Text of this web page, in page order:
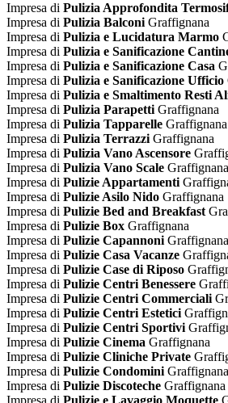
Impresa di Pulizia Approfondita
Impresa di Pulizia Balconi Graffignana
Impresa di Pulizia e Lucidatura Marmo
Impresa di Pulizia e Sanificazione
Impresa di Pulizia e Sanificazione Casa
Impresa di Pulizia e Sanificazione Ufficio
Impresa di Pulizia e Smaltimento Resti
Impresa di Pulizia Parapetti Graffignana
Impresa di Pulizia Tapparelle Graffignana
Impresa di Pulizia Terrazzi Graffignana
Impresa di Pulizia Vano Ascensore
Impresa di Pulizia Vano Scale Graffignana
Impresa di Pulizie Appartamenti
Impresa di Pulizie Asilo Nido Graffignana
Impresa di Pulizie Bed and Breakfast
Impresa di Pulizie Box Graffignana
Impresa di Pulizie Capannoni Graffignana
Impresa di Pulizie Casa Vacanze
Impresa di Pulizie Case di Riposo
Impresa di Pulizie Centri Benessere
Impresa di Pulizie Centri Commerciali
Impresa di Pulizie Centri Estetici
Impresa di Pulizie Centri Sportivi
Impresa di Pulizie Cinema Graffignana
Impresa di Pulizie Cliniche Private
Impresa di Pulizie Condomini Graffignana
Impresa di Pulizie Discoteche Graffignana
Impresa di Pulizie e Lavaggio Moquette